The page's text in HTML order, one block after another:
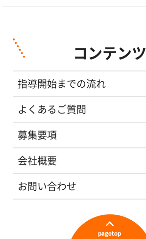
コンテンツ
指導開始までの流れ
よくあるご質問
募集要項
会社概要
お問い合わせ